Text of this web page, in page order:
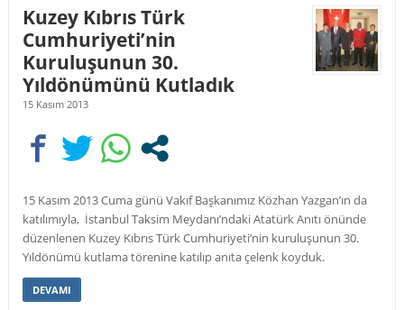
Kuzey Kıbrıs Türk
Cumhuriyeti’nin
Kuruluşunun 30.
Yıldönümünü Kutladık
15 Kasım 2013
15 Kasım 2013 Cuma günü Vakıf Başkanımız Közhan Yazgan’ın da
katılımıyla, İstanbul Taksim Meydanı’ndaki Atatürk Anıtı önünde
düzenlenen Kuzey Kıbrıs Türk Cumhuriyeti’nin kuruluşunun 30.
Yıldönümü kutlama törenine katılıp anıta çelenk koyduk.
DEVAMI